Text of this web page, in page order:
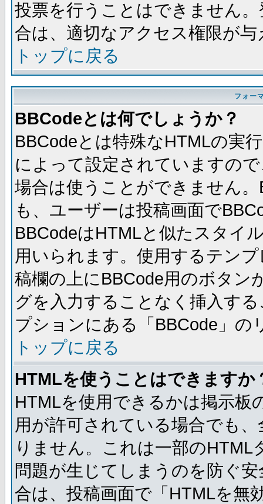
投票を行うことはできません
合は、適切なアクセス権限が
トップに戻る
フォー
BBCodeとは何でしょうか？
BBCodeとは特殊なHTMLの実
によって設定されていますの
場合は使うことができません
も、ユーザーは投稿画面で
BBCodeはHTMLと似たスタイ
用いられます。使用するテン
稿欄の上にBBCode用のボタン
グを入力することなく挿入す
プションにある「BBCode」
トップに戻る
HTMLを使うことはできますか
HTMLを使用できるかは掲示板
用が許可されている場合でも
りません。これは一部の
問題が生じてしまうのを防ぐ
合は、投稿画面で「HTMLを無